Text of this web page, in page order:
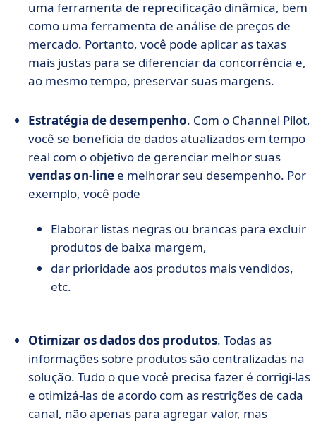
uma ferramenta de reprecificação dinâmica, bem
como uma ferramenta de análise de preços de
mercado. Portanto, você pode aplicar as taxas
mais justas para se diferenciar da concorrência e,
ao mesmo tempo, preservar suas margens.
Estratégia de desempenho. Com o Channel Pilot,
você se beneficia de dados atualizados em tempo
real com o objetivo de gerenciar melhor suas
vendas on-line e melhorar seu desempenho. Por
exemplo, você pode
Elaborar listas negras ou brancas para excluir
produtos de baixa margem,
dar prioridade aos produtos mais vendidos,
etc.
Otimizar os dados dos produtos. Todas as
informações sobre produtos são centralizadas na
solução. Tudo o que você precisa fazer é corrigi-las
e otimizá-las de acordo com as restrições de cada
canal, não apenas para agregar valor, mas